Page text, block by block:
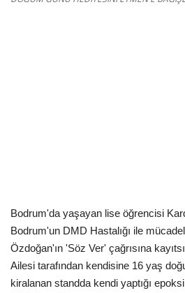
Bodrum'da yaşayan lise öğrencisi
Bodrum'un DMD Hastalığı ile
Özdoğan'ın 'Söz Ver' çağrısına
Ailesi tarafından kendisine 16 yaş
kiralanan standda kendi yaptığı